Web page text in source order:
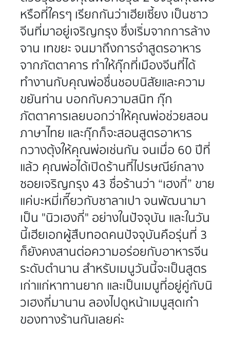
หรือที่ใครๆ เรียกกันว่าเฮียเซี้ยง เป็นชาว
จีนที่มาอยู่เจริญกรุง ซึ่งเริ่มจากการล้าง
จาน เทขยะ จนมาถึงการจำสูตรอาหาร
จากภัตตาคาร ทำให้กุ๊กที่เมืองจีนที่ได้
ทำงานกับคุณพ่อชื่นชอบนิสัยและความ
ขยันท่าน บอกกับความสนิท กุ๊ก
ภัตตาคารเลยบอกว่าให้คุณพ่อช่วยสอน
ภาษาไทย และกุ๊กก็จะสอนสูตรอาหาร
กวางตุ้งให้คุณพ่อเช่นกัน จนเมื่อ 60 ปีที่
แล้ว คุณพ่อได้เปิดร้านที่ไปรษณีย์กลาง
ซอยเจริญกรุง 43 ชื่อร้านว่า “เฮงกี่” ขาย
แค่บะหมี่เกี๊ยวกับซาลาเปา จนพัฒนามา
เป็น "นิวเฮงกี่" อย่างในปัจจุบัน และในวัน
นี้เฮียเอกผู้สืบทอดคนปัจจุบันคือรุ่นที่ 3
ก็ยังคงสานต่อความอร่อยกับอาหารจีน
ระดับตำนาน สำหรับเมนูวันนี้จะเป็นสูตร
เก่าแก่หาทานยาก และเป็นเมนูที่อยู่คู่กับนิ
วเฮงกี่มานาน ลองไปดูหน้าเมนูสุดเก๋า
ของทางร้านกันเลยค่ะ